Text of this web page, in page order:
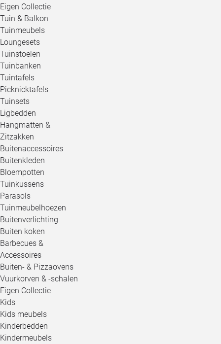
Eigen Collectie
Tuin & Balkon
Tuinmeubels
Loungesets
Tuinstoelen
Tuinbanken
Tuintafels
Picknicktafels
Tuinsets
Ligbedden
Hangmatten &
Zitzakken
Buitenaccessoires
Buitenkleden
Bloempotten
Tuinkussens
Parasols
Tuinmeubelhoezen
Buitenverlichting
Buiten koken
Barbecues &
Accessoires
Buiten- & Pizzaovens
Vuurkorven & -schalen
Eigen Collectie
Kids
Kids meubels
Kinderbedden
Kindermeubels